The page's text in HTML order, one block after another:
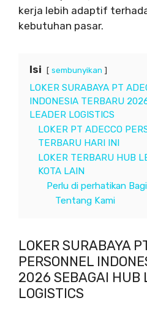
kerja lebih adaptif
kebutuhan pasar.
Isi sembunyikan
LOKER SURABAYA PT
INDONESIA TERBARU
LEADER LOGISTICS
LOKER PT ADECCO
TERBARU HARI INI
LOKER TERBARU HUB
KOTA LAIN
Perlu di perhatikan
Tentang Kami
LOKER SURABAYA
PERSONNEL
2026 SEBAGAI HUB
LOGISTICS